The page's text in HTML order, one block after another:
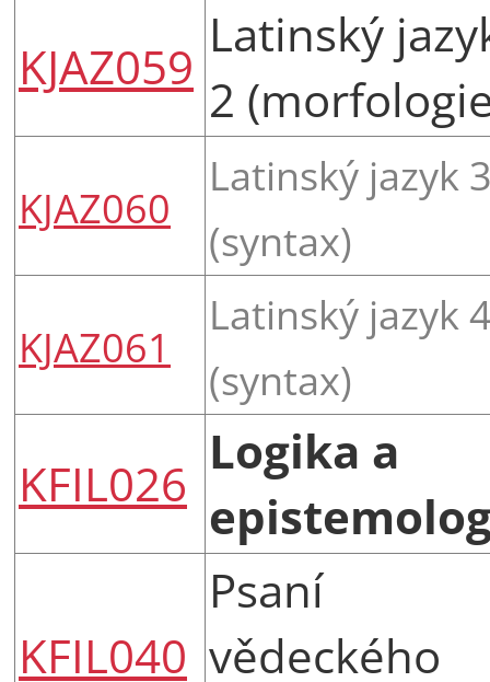
KJAZ059
Latinský
2
KJAZ060
Latinský jazyk
(syntax)
KJAZ061
Latinský jazyk
(syntax)
KFIL026
Logika a
KFIL040
Psaní
vědeckého